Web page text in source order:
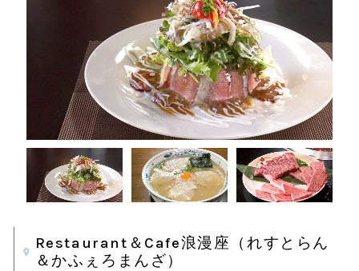
Restaurant＆Cafe浪漫座（れすとらん
＆かふぇろまんざ）